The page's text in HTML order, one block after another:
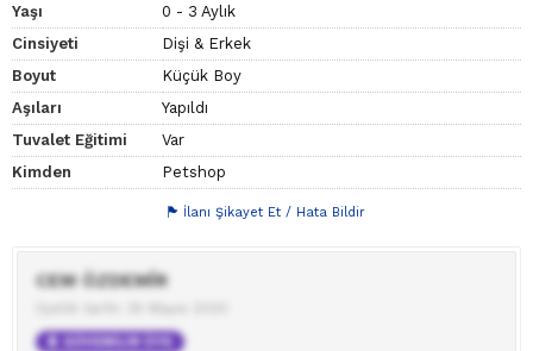
Yaşı
0 - 3 Aylık
Cinsiyeti
Dişi & Erkek
Boyut
Küçük Boy
Aşıları
Yapıldı
Tuvalet Eğitimi
Var
Kimden
Petshop
İlanı Şikayet Et / Hata Bildir
CEM ÖZDEMİR